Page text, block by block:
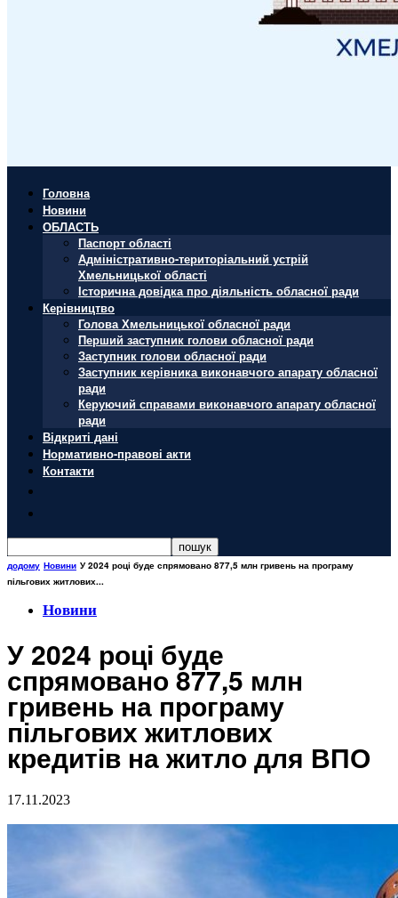
Головна
Новини
ОБЛАСТЬ
Паспорт області
Адміністративно-територіальний устрій
Хмельницької області
Історична довідка про діяльність обласної ради
Керівництво
Голова Хмельницької обласної ради
Перший заступник голови обласної ради
Заступник голови обласної ради
Заступник керівника виконавчого апарату обласної
ради
Керуючий справами виконавчого апарату обласної
ради
Відкриті дані
Нормативно-правові акти
Контакти
додому Новини У 2024 році буде спрямовано 877,5 млн гривень на програму
пільгових житлових...
Новини
У 2024 році буде
спрямовано 877,5 млн
гривень на програму
пільгових житлових
кредитів на житло для ВПО
17.11.2023